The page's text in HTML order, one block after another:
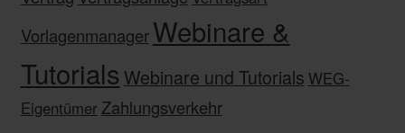
Vorlagenmanager Webinare &
Tutorials Webinare und Tutorials WEG-
Eigentümer Zahlungsverkehr